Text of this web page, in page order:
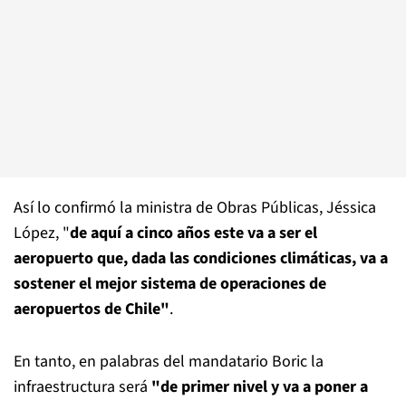
Así lo confirmó la ministra de Obras Públicas, Jéssica
López, "de aquí a cinco años este va a ser el
aeropuerto que, dada las condiciones climáticas, va a
sostener el mejor sistema de operaciones de
aeropuertos de Chile".
En tanto, en palabras del mandatario Boric la
infraestructura será "de primer nivel y va a poner a